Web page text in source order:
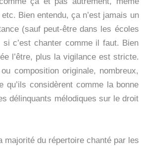
Bien entendu, ça n’est jamais un
(sauf peut-être dans les écoles
c’est chanter comme il faut. Bien
l’être, plus la vigilance est stricte.
composition originale, nombreux,
considèrent comme la bonne
délinquants mélodiques sur le droit
majorité du répertoire chanté par les